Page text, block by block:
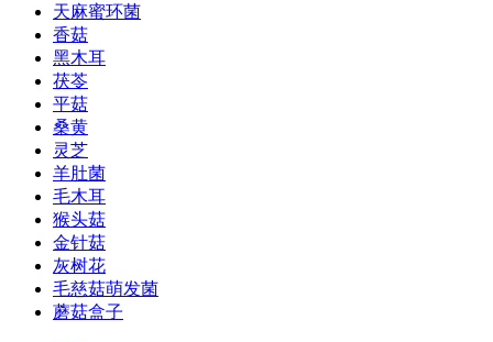
天麻蜜环菌
香菇
黑木耳
茯苓
平菇
桑黄
灵芝
羊肚菌
毛木耳
猴头菇
金针菇
灰树花
毛慈菇萌发菌
蘑菇盒子